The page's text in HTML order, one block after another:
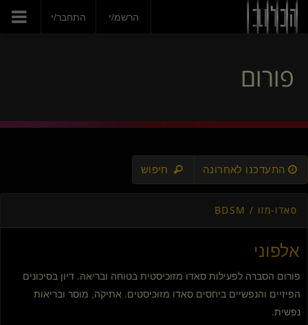
הצטרפי עכשיו
הרשמ/י התחבר/י
פורום
התעדכנו לאחרונה חיפוש
סאדו-מזו / BDSM
אלפוני
פורום הסברה לפעילות סאדו מזוכיסטית בטוחה ובריאה. דיון בסיכונים
הפיזיים והנפשיים ביחסים סאדו מזוכיסטים. אתיקה, מוסר ובריאות
נפשית.